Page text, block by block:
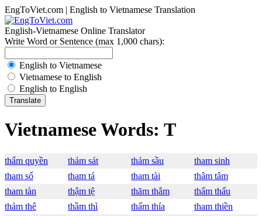
EngToViet.com | English to Vietnamese Translation
English-Vietnamese Online Translator
Write Word or Sentence (max 1,000 chars):
English to Vietnamese
Vietnamese to English
English to English
Vietnamese Words: T
thẩm quyền thảm sát thảm sầu
tham sinh
tham số
tham tá tham tài
thâm tâm
tham tàn
thậm tệ thăm thẳm
thẩm thấu
thảm thê
thầm thì thấm thía
tham thiền